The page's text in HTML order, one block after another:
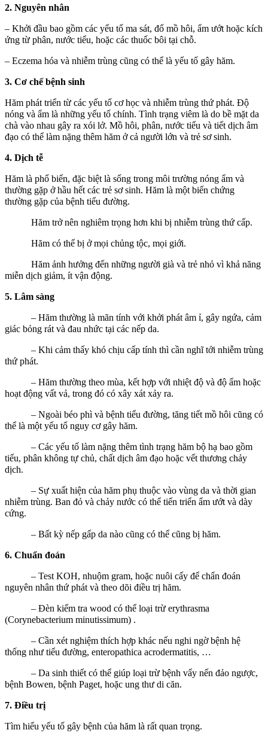
2. Nguyên nhân
– Khởi đầu bao gồm các yếu tố ma sát, đổ mồ hôi, ẩm ướt hoặc kích
ứng từ phân, nước tiểu, hoặc các thuốc bôi tại chỗ.
– Eczema hóa và nhiễm trùng cũng có thể là yếu tố gây hăm.
3. Cơ chế bệnh sinh
Hăm phát triển từ các yếu tố cơ học và nhiễm trùng thứ phát. Độ
nóng và ẩm là những yếu tố chính. Tình trạng viêm là do bề mặt da
chà vào nhau gây ra xói lở. Mồ hôi, phân, nước tiểu và tiết dịch âm
đạo có thể làm nặng thêm hăm ở cả người lớn và trẻ sơ sinh.
4. Dịch tễ
Hăm là phổ biến, đặc biệt là sống trong môi trường nóng ẩm và
thường gặp ở hầu hết các trẻ sơ sinh. Hăm là một biến chứng
thường gặp của bệnh tiểu đường.
Hăm trở nên nghiêm trọng hơn khi bị nhiễm trùng thứ cấp.
Hăm có thể bị ở mọi chủng tộc, mọi giới.
Hăm ảnh hưởng đến những người già và trẻ nhỏ vì khả năng
miễn dịch giảm, ít vận động.
5. Lâm sàng
– Hăm thường là mãn tính với khởi phát âm ỉ, gây ngứa, cảm
giác bỏng rát và đau nhức tại các nếp da.
– Khi cảm thấy khó chịu cấp tính thì cần nghĩ tới nhiễm trùng
thứ phát.
– Hăm thường theo mùa, kết hợp với nhiệt độ và độ ẩm hoặc
hoạt động vất vả, trong đó có xây xát xảy ra.
– Ngoài béo phì và bệnh tiểu đường, tăng tiết mồ hôi cũng có
thể là một yếu tố nguy cơ gây hăm.
– Các yếu tố làm nặng thêm tình trạng hăm bộ hạ bao gồm
tiểu, phân không tự chủ, chất dịch âm đạo hoặc vết thương chảy
dịch.
– Sự xuất hiện của hăm phụ thuộc vào vùng da và thời gian
nhiễm trùng. Ban đỏ và chảy nước có thể tiến triển ẩm ướt và dày
cứng.
– Bất kỳ nếp gấp da nào cũng có thể cũng bị hăm.
6. Chuẩn đoán
– Test KOH, nhuộm gram, hoặc nuôi cấy để chẩn đoán
nguyên nhân thứ phát và theo dõi điều trị hăm.
– Đèn kiểm tra wood có thể loại trừ erythrasma
(Corynebacterium minutissimum) .
– Cần xét nghiệm thích hợp khác nếu nghi ngờ bệnh hệ
thống như tiểu đường, enteropathica acrodermatitis, …
– Da sinh thiết có thể giúp loại trừ bệnh vẩy nến đảo ngược,
bệnh Bowen, bệnh Paget, hoặc ung thư di căn.
7. Điều trị
Tìm hiểu yếu tố gây bệnh của hăm là rất quan trọng.